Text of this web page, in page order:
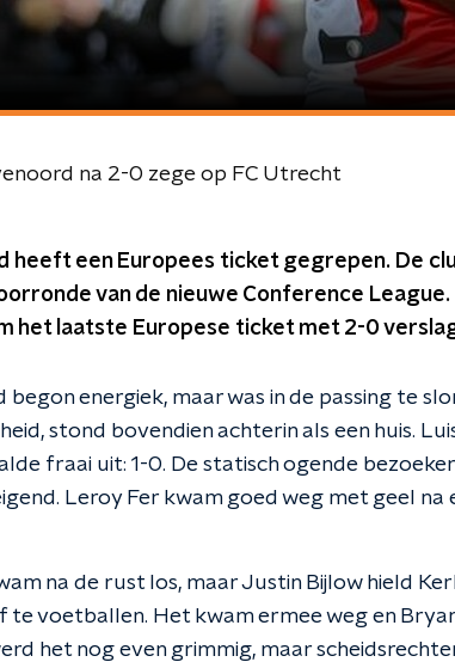
na 2-0 zege op FC Utrecht
heeft een Europees ticket gegrepen. De
van de nieuwe Conference League.
het laatste Europese ticket met 2-0
begon energiek, maar was in de passing te
stond bovendien achterin als een huis.
fraai uit: 1-0. De statisch ogende
Leroy Fer kwam goed weg met geel
na de rust los, maar Justin Bijlow hield
te voetballen. Het kwam ermee weg en
het nog even grimmig, maar